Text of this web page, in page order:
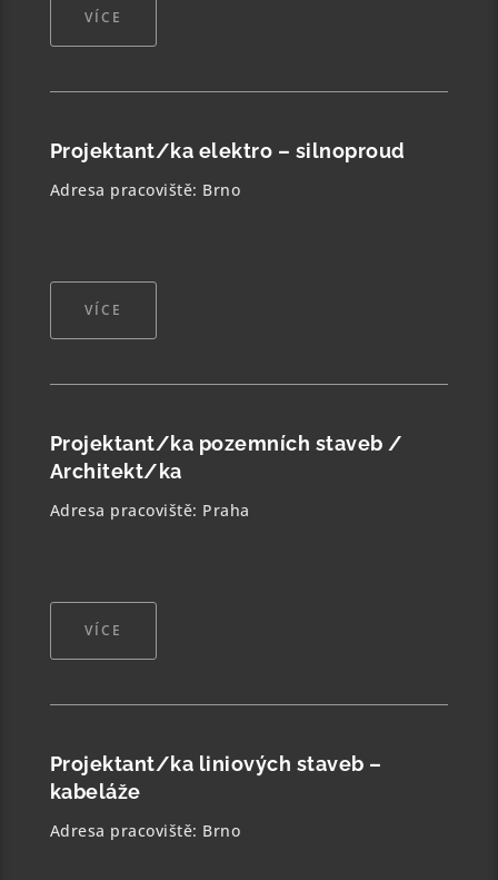
VÍCE
Projektant/ka elektro – silnoproud
Adresa pracoviště: Brno
VÍCE
Projektant/ka pozemních staveb /
Architekt/ka
Adresa pracoviště: Praha
VÍCE
Projektant/ka liniových staveb –
kabeláže
Adresa pracoviště: Brno